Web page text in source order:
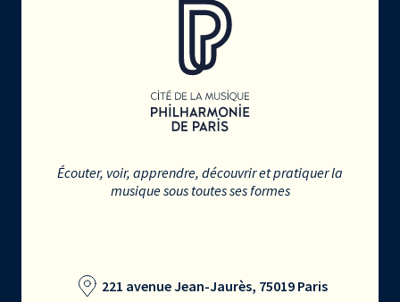
Écouter, voir, apprendre, découvrir et pratiquer la
musique sous toutes ses formes
221 avenue Jean-Jaurès, 75019 Paris